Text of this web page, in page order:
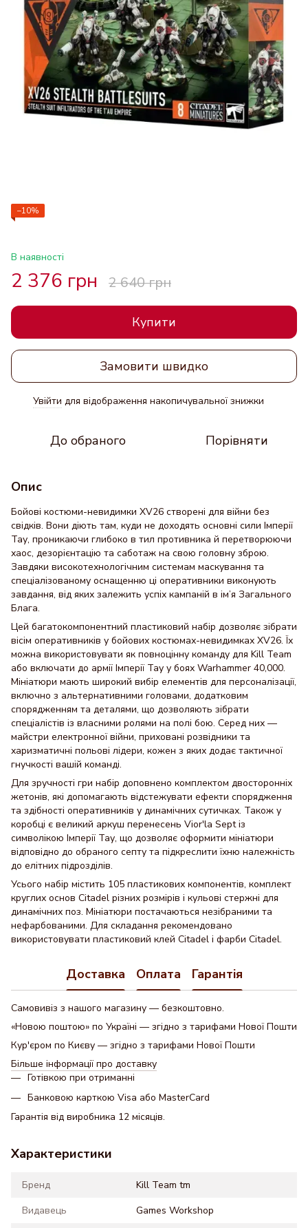
−10%
В наявності
2 376 грн 2 640 грн
Купити
Замовити швидко
Увійти для відображення накопичувальної знижки
До обраного Порівняти
Опис
Бойові костюми-невидимки XV26 створені для війни без
свідків. Вони діють там, куди не доходять основні сили Імперії
Тау, проникаючи глибоко в тил противника й перетворюючи
хаос, дезорієнтацію та саботаж на свою головну зброю.
Завдяки високотехнологічним системам маскування та
спеціалізованому оснащенню ці оперативники виконують
завдання, від яких залежить успіх кампаній в ім’я Загального
Блага.
Цей багатокомпонентний пластиковий набір дозволяє зібрати
вісім оперативників у бойових костюмах-невидимках XV26. Їх
можна використовувати як повноцінну команду для Kill Team
або включати до армії Імперії Тау у боях Warhammer 40,000.
Мініатюри мають широкий вибір елементів для персоналізації,
включно з альтернативними головами, додатковим
спорядженням та деталями, що дозволяють зібрати
спеціалістів із власними ролями на полі бою. Серед них —
майстри електронної війни, приховані розвідники та
харизматичні польові лідери, кожен з яких додає тактичної
гнучкості вашій команді.
Для зручності гри набір доповнено комплектом двосторонніх
жетонів, які допомагають відстежувати ефекти спорядження
та здібності оперативників у динамічних сутичках. Також у
коробці є великий аркуш перенесень Vior'la Sept із
символікою Імперії Тау, що дозволяє оформити мініатюри
відповідно до обраного септу та підкреслити їхню належність
до елітних підрозділів.
Усього набір містить 105 пластикових компонентів, комплект
круглих основ Citadel різних розмірів і кульові стержні для
динамічних поз. Мініатюри постачаються незібраними та
нефарбованими. Для складання рекомендовано
використовувати пластиковий клей Citadel і фарби Citadel.
Доставка Оплата Гарантія
Самовивіз з нашого магазину — безкоштовно.
«Новою поштою» по Україні — згідно з тарифами Нової Пошти
Кур'єром по Києву — згідно з тарифами Нової Пошти
Більше інформації про доставку
Готівкою при отриманні
Банковою карткою Visa або MasterCard
Гарантія від виробника 12 місяців.
Характеристики
Бренд
Kill Team tm
Видавець
Games Workshop